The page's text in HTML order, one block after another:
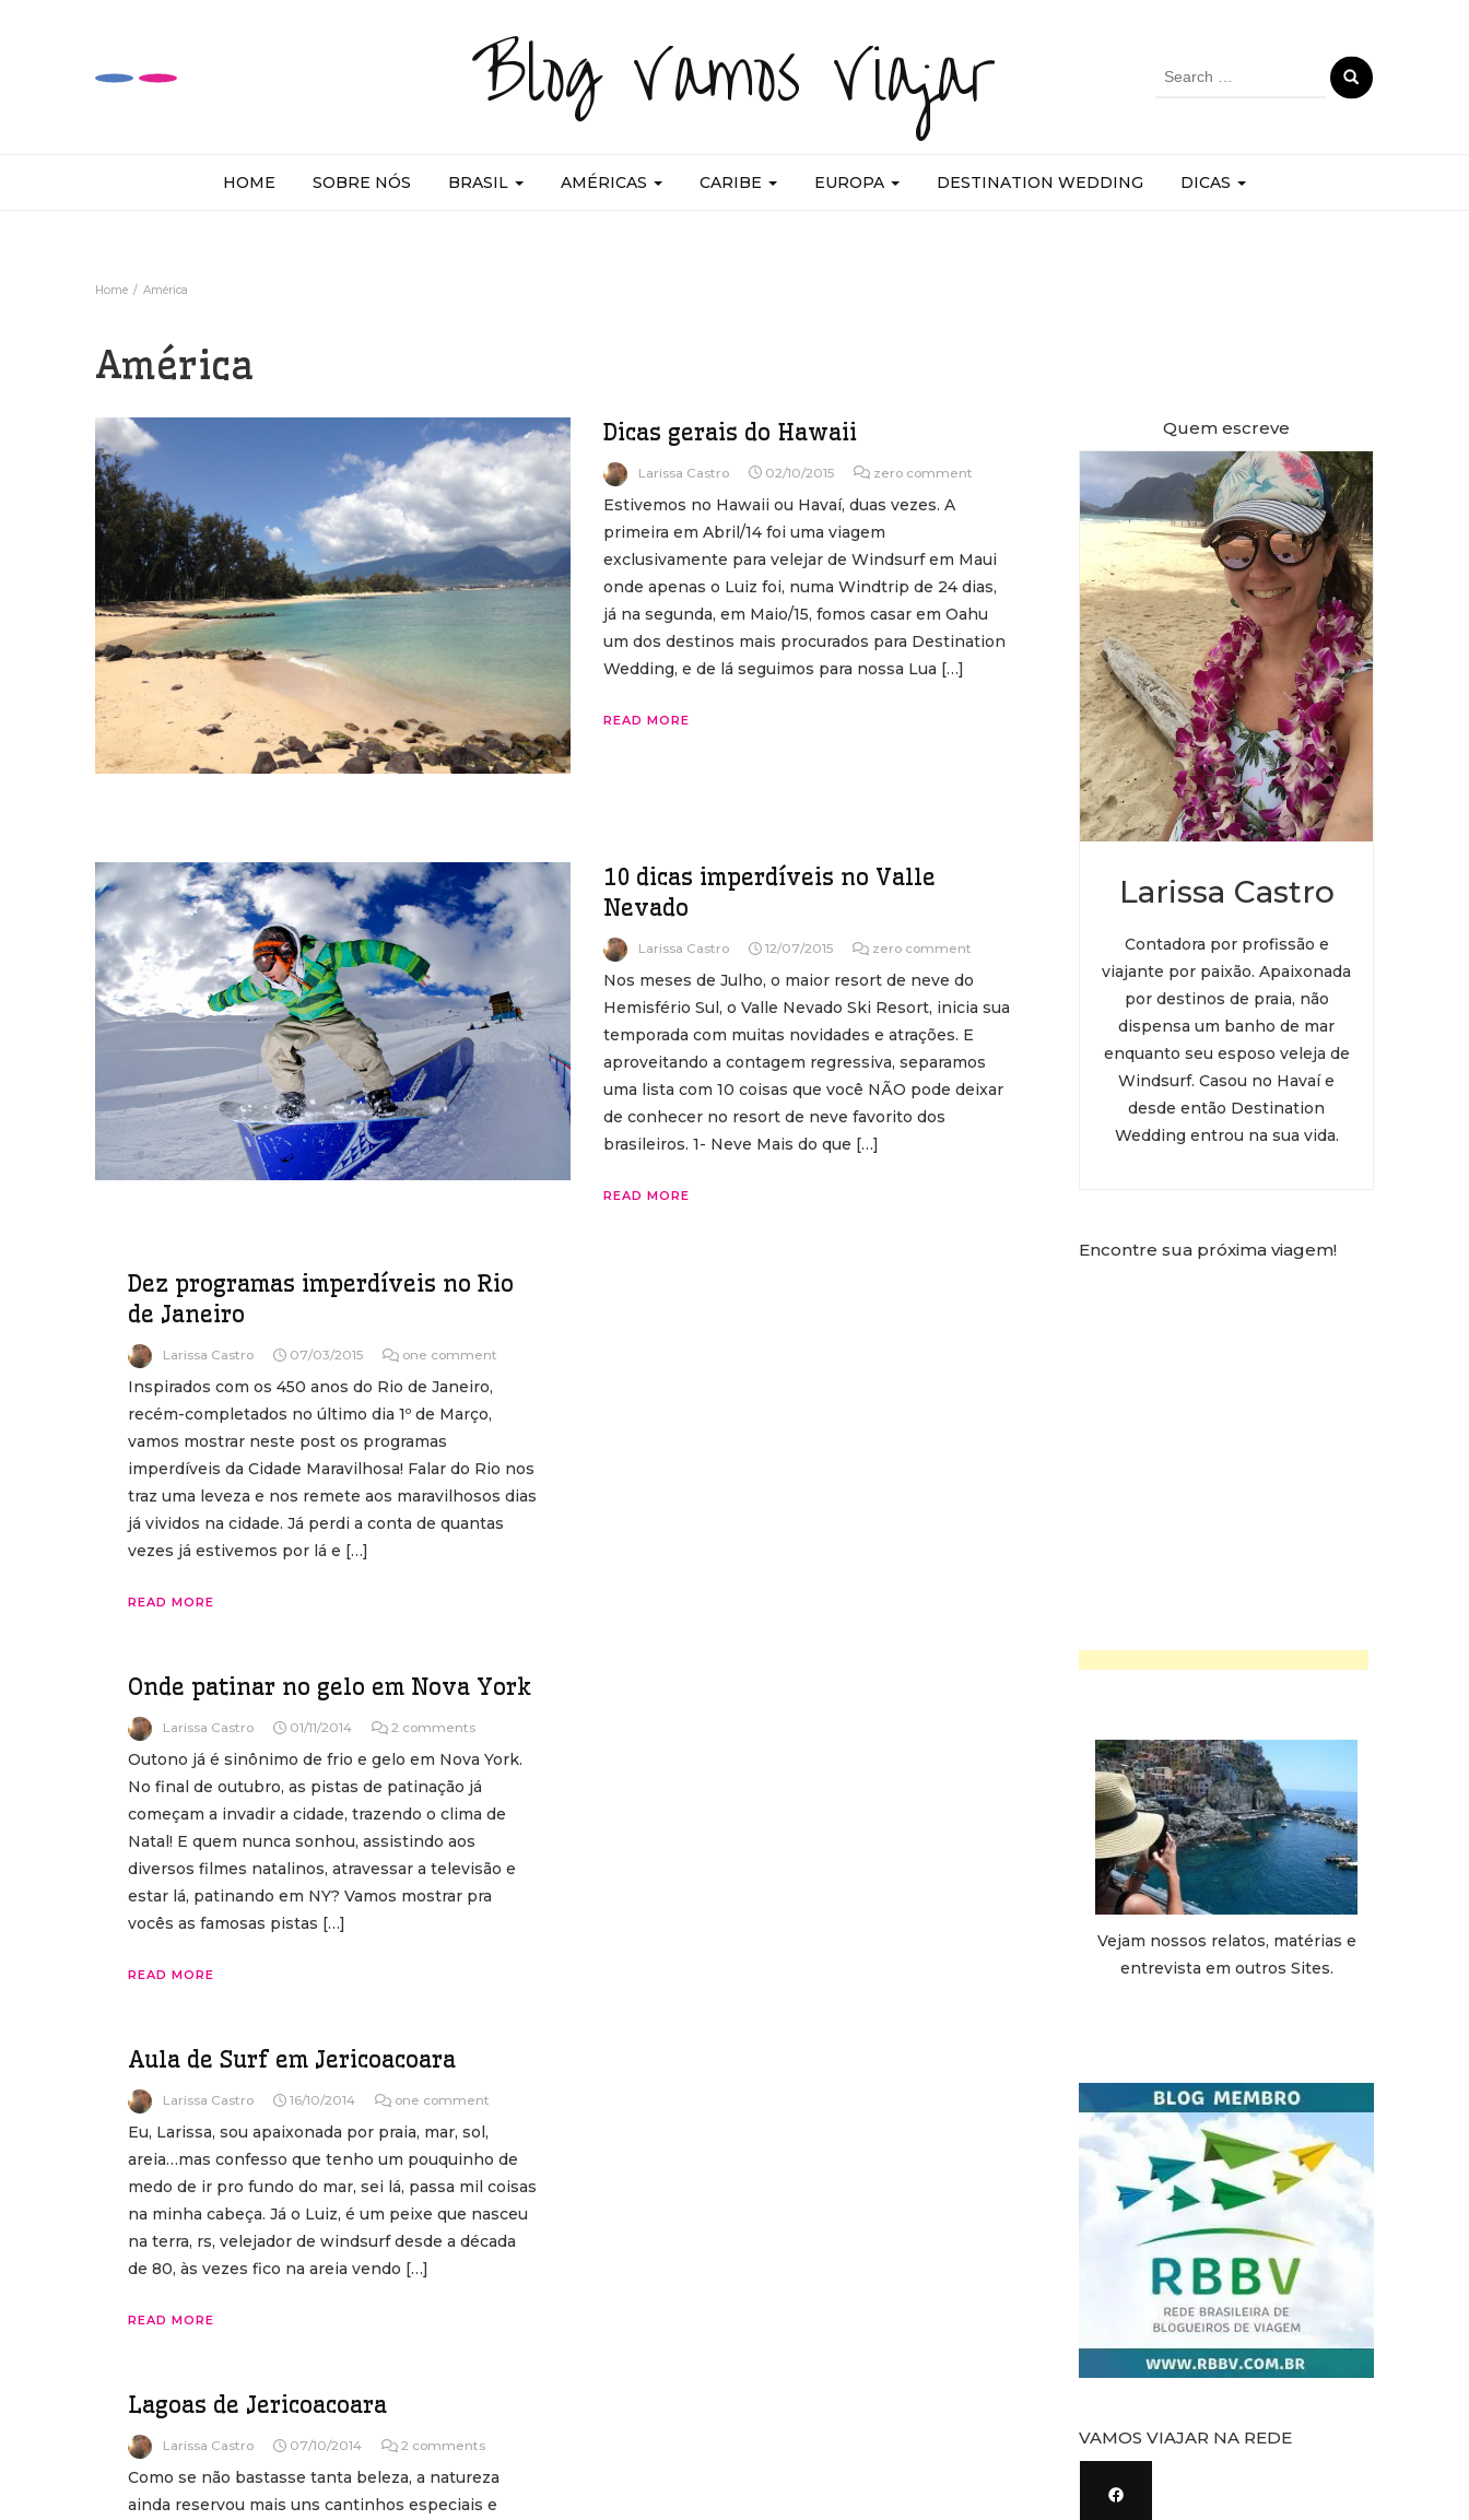
Blog Vamos Viajar
Search
HOME SOBRE NÓS BRASIL AMÉRICAS CARIBE EUROPA DESTINATION WEDDING DICAS
Home América
América
Dicas gerais do Hawaii
Larissa Castro 02/10/2015 zero comment
Estivemos no Hawaii ou Havaí, duas vezes. A
primeira em Abril/14 foi uma viagem
exclusivamente para velejar de Windsurf em Maui
onde apenas o Luiz foi, numa Windtrip de 24 dias,
já na segunda, em Maio/15, fomos casar em Oahu
um dos destinos mais procurados para Destination
Wedding, e de lá seguimos para nossa Lua […]
READ MORE
10 dicas imperdíveis no Valle
Nevado
Larissa Castro 12/07/2015 zero comment
Nos meses de Julho, o maior resort de neve do
Hemisfério Sul, o Valle Nevado Ski Resort, inicia sua
temporada com muitas novidades e atrações. E
aproveitando a contagem regressiva, separamos
uma lista com 10 coisas que você NÃO pode deixar
de conhecer no resort de neve favorito dos
brasileiros. 1- Neve Mais do que […]
READ MORE
Dez programas imperdíveis no Rio
de Janeiro
Larissa Castro 07/03/2015 one comment
Inspirados com os 450 anos do Rio de Janeiro,
recém-completados no último dia 1º de Março,
vamos mostrar neste post os programas
imperdíveis da Cidade Maravilhosa! Falar do Rio nos
traz uma leveza e nos remete aos maravilhosos dias
já vividos na cidade. Já perdi a conta de quantas
vezes já estivemos por lá e […]
READ MORE
Onde patinar no gelo em Nova York
Larissa Castro 01/11/2014 2 comments
Outono já é sinônimo de frio e gelo em Nova York.
No final de outubro, as pistas de patinação já
começam a invadir a cidade, trazendo o clima de
Natal! E quem nunca sonhou, assistindo aos
diversos filmes natalinos, atravessar a televisão e
estar lá, patinando em NY? Vamos mostrar pra
vocês as famosas pistas […]
READ MORE
Aula de Surf em Jericoacoara
Larissa Castro 16/10/2014 one comment
Eu, Larissa, sou apaixonada por praia, mar, sol,
areia…mas confesso que tenho um pouquinho de
medo de ir pro fundo do mar, sei lá, passa mil coisas
na minha cabeça. Já o Luiz, é um peixe que nasceu
na terra, rs, velejador de windsurf desde a década
de 80, às vezes fico na areia vendo […]
READ MORE
Lagoas de Jericoacoara
Larissa Castro 07/10/2014 2 comments
Como se não bastasse tanta beleza, a natureza
ainda reservou mais uns cantinhos especiais e
Quem escreve
Larissa Castro
Contadora por profissão e
viajante por paixão. Apaixonada
por destinos de praia, não
dispensa um banho de mar
enquanto seu esposo veleja de
Windsurf. Casou no Havaí e
desde então Destination
Wedding entrou na sua vida.
Encontre sua próxima viagem!
Vejam nossos relatos, matérias e
entrevista em outros Sites.
VAMOS VIAJAR NA REDE